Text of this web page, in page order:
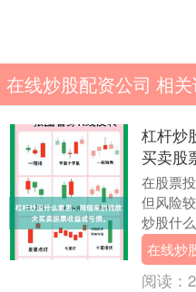
在线炒股配资公司 相
杠杆炒
买卖股
在股票
但风险
炒股什
其他金
司，....
在线炒
阅读：